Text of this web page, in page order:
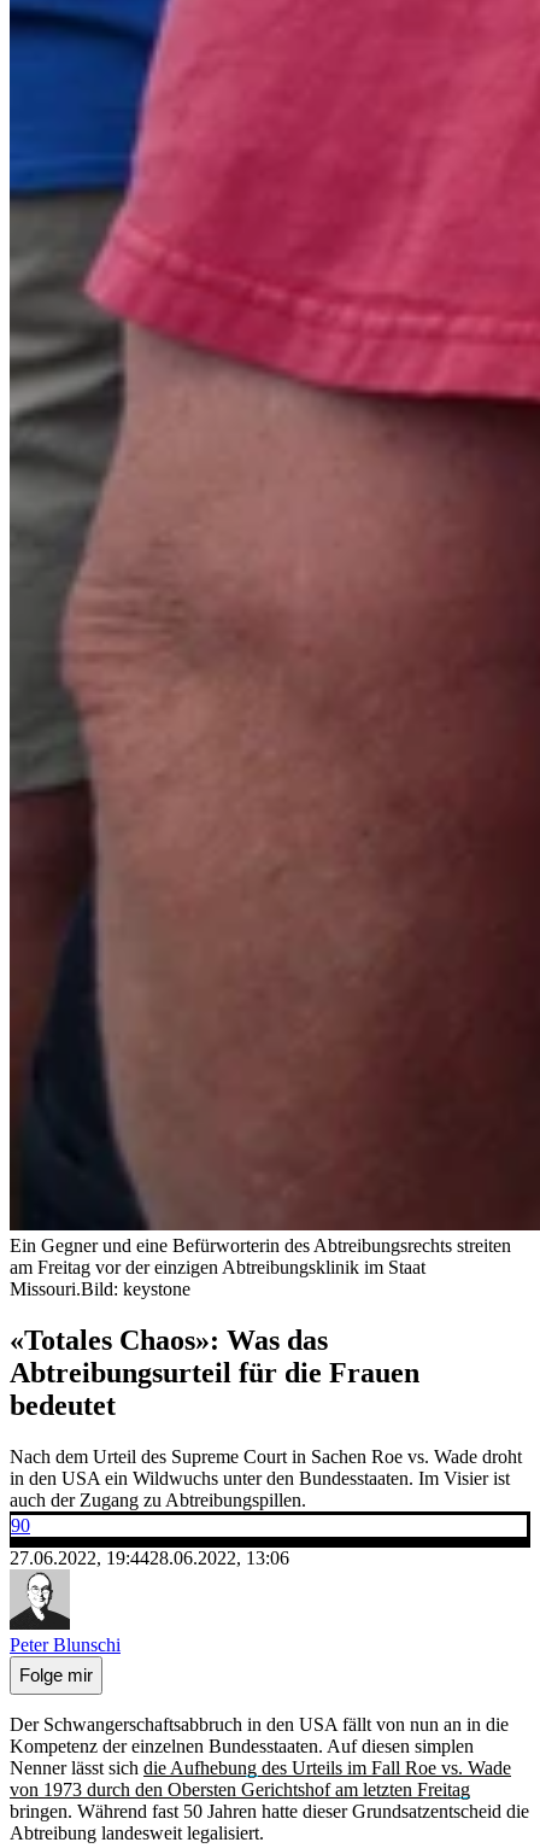
Ein Gegner und eine Befürworterin des Abtreibungsrechts streiten
am Freitag vor der einzigen Abtreibungsklinik im Staat
Missouri.Bild: keystone
«Totales Chaos»: Was das
Abtreibungsurteil für die Frauen
bedeutet
Nach dem Urteil des Supreme Court in Sachen Roe vs. Wade droht
in den USA ein Wildwuchs unter den Bundesstaaten. Im Visier ist
auch der Zugang zu Abtreibungspillen.
90
27.06.2022, 19:4428.06.2022, 13:06
Peter Blunschi
Folge mir
Der Schwangerschaftsabbruch in den USA fällt von nun an in die
Kompetenz der einzelnen Bundesstaaten. Auf diesen simplen
Nenner lässt sich die Aufhebung des Urteils im Fall Roe vs. Wade
von 1973 durch den Obersten Gerichtshof am letzten Freitag
bringen. Während fast 50 Jahren hatte dieser Grundsatzentscheid die
Abtreibung landesweit legalisiert.